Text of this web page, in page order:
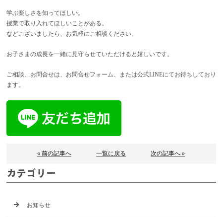
学ぶ楽しさを知ってほしい。
授業で取り入れてほしいことがある。
などございましたら、お気軽にご相談ください。
お子さまの成長を一緒に見守らせていただけると嬉しいです。
ご相談、お問合せは、お問合せフォーム、または公式LINEにてお待ちしており
ます。
« 前の記事へ 一覧に戻る 次の記事へ »
カテゴリー
お知らせ